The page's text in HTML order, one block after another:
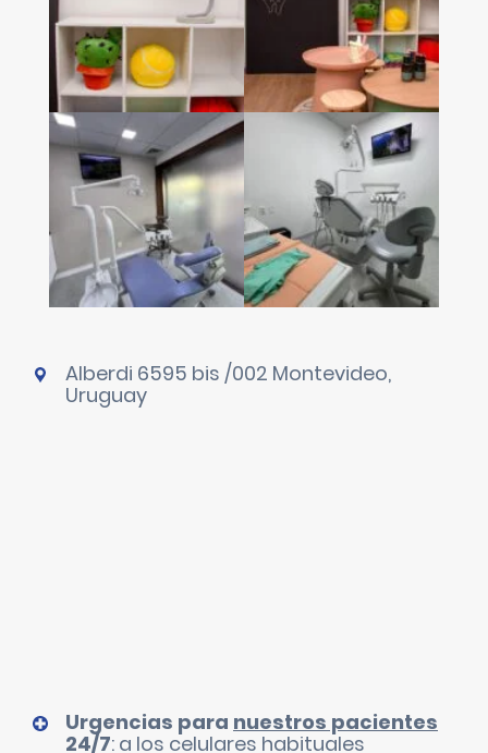
Alberdi 6595 bis /002 Montevideo,
Uruguay
Urgencias para nuestros pacientes
24/7: a los celulares habituales